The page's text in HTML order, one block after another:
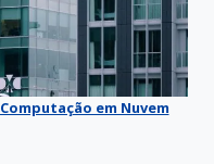
Computação em Nuvem